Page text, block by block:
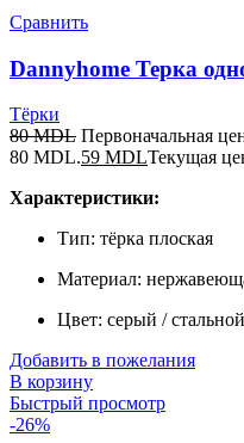
Сравнить
Dannyhome Терка
Тёрки
80MDL Первоначальная
80 MDL.59 MDLТекущая
Характеристики:
Тип: тёрка плоская
Материал:
Цвет: серый / стальной
Добавить в пожелания
В корзину
Быстрый просмотр
-26%